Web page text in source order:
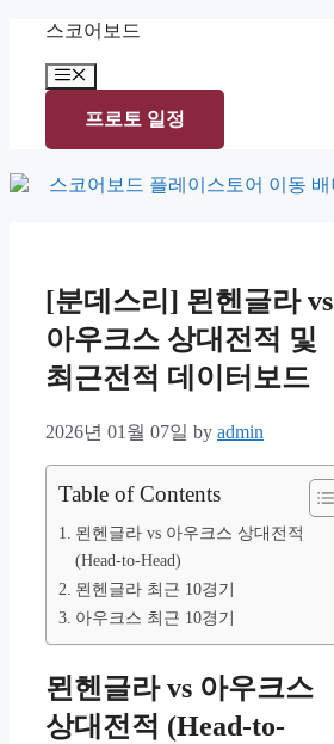
content
스코어보드
Menu
프로토 일정
[분데스리] 묀헨글라 vs
아우크스 상대전적 및
최근전적 데이터보드
2026년 01월 07일 by admin
Table of Contents
묀헨글라 vs 아우크스 상대전적
(Head-to-Head)
묀헨글라 최근 10경기
아우크스 최근 10경기
묀헨글라 vs 아우크스
상대전적 (Head-to-